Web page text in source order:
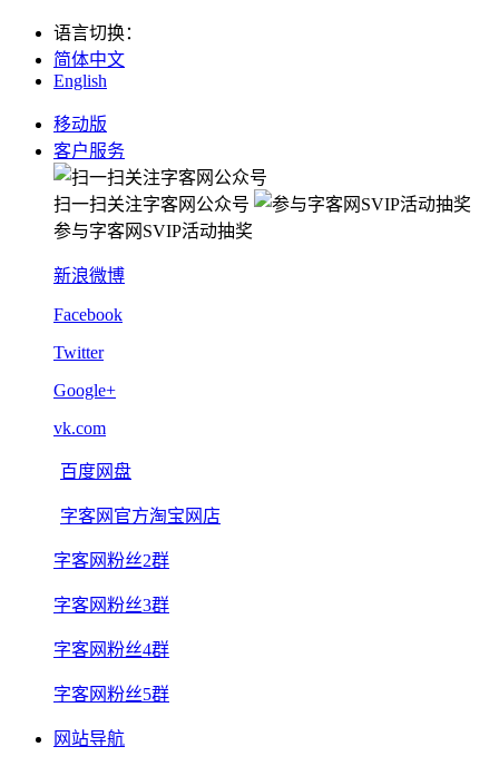
语言切换：
简体中文
English
移动版
客户服务
扫一扫关注字客网公众号
参与字客网SVIP活动抽奖
新浪微博
Facebook
Twitter
Google+
vk.com
百度网盘
字客网官方淘宝网店
字客网粉丝2群
字客网粉丝3群
字客网粉丝4群
字客网粉丝5群
网站导航